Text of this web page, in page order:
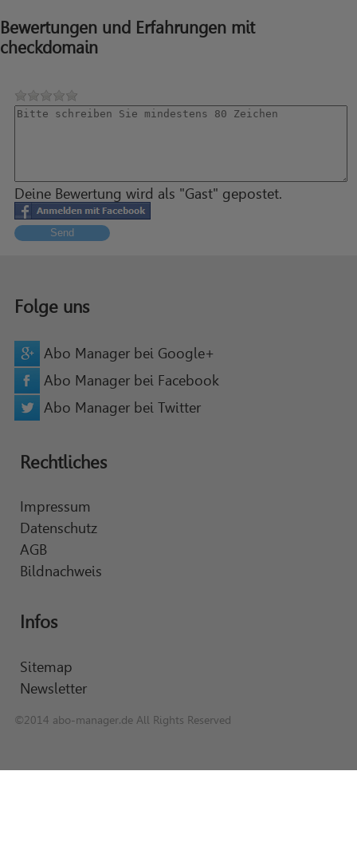
Bewertungen und Erfahrungen mit
checkdomain
Deine Bewertung wird als "Gast" gepostet.
Send
Folge uns
Abo Manager bei Google+
Abo Manager bei Facebook
Abo Manager bei Twitter
Rechtliches
Impressum
Datenschutz
AGB
Bildnachweis
Infos
Sitemap
Newsletter
©2014 abo-manager.de All Rights Reserved